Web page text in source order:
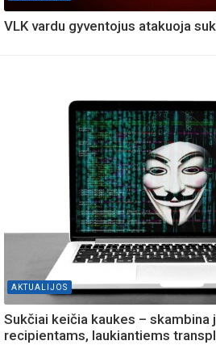
VLK vardu gyventojus atakuoja
AKTUALIJOS
Sukčiai keičia kaukes – skambina
recipientams, laukiantiems